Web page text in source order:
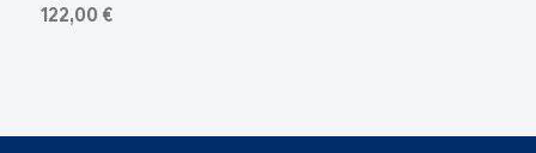
122,00 €